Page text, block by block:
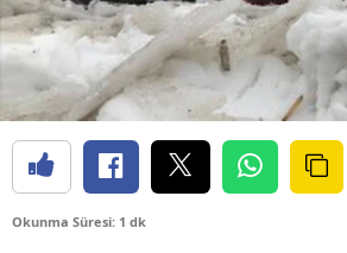
Okunma Süresi: 1 dk